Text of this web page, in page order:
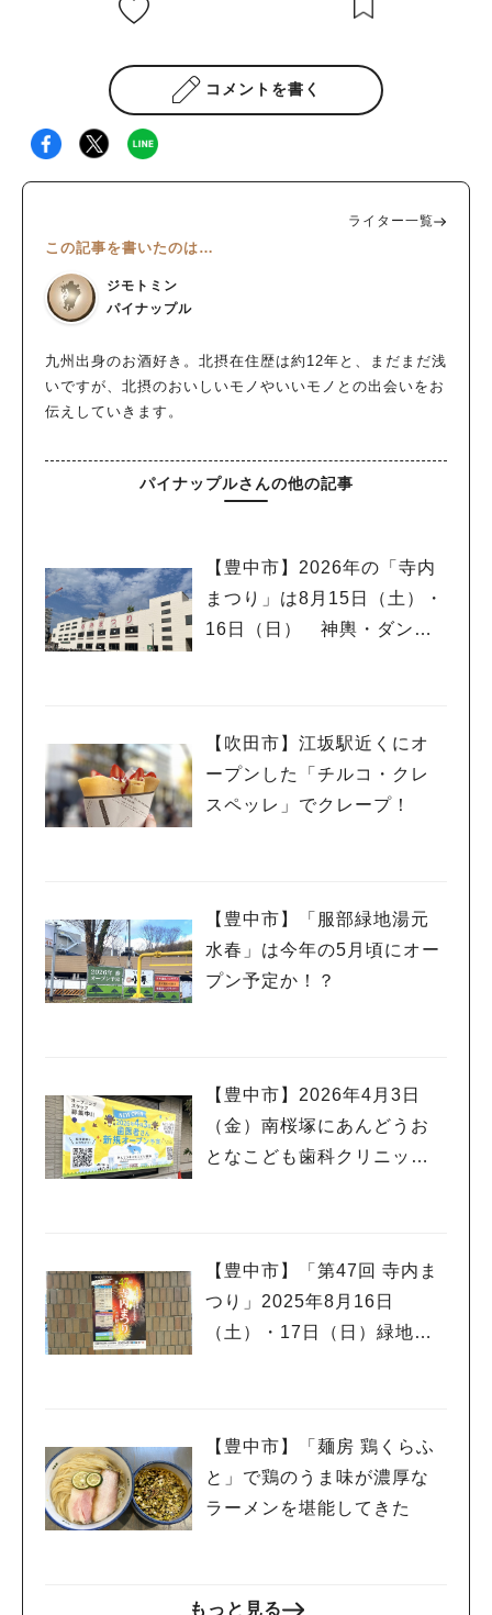
コメントを書く
ライター一覧
この記事を書いたのは…
ジモトミン
パイナップル
九州出身のお酒好き。北摂在住歴は約12年と、まだまだ浅
いですが、北摂のおいしいモノやいいモノとの出会いをお
伝えしていきます。
パイナップルさんの他の記事
【豊中市】2026年の「寺内
まつり」は8月15日（土）・
16日（日） 神輿・ダン
【吹田市】江坂駅近くにオ
ープンした「チルコ・クレ
スペッレ」でクレープ！
【豊中市】「服部緑地湯元
水春」は今年の5月頃にオー
プン予定か！？
【豊中市】2026年4月3日
（金）南桜塚にあんどうお
となこども歯科クリニック
【豊中市】「第47回 寺内ま
つり」2025年8月16日
（土）・17日（日）緑地公
【豊中市】「麺房 鶏くらふ
と」で鶏のうま味が濃厚な
ラーメンを堪能してきた
もっと見る
#教えたい／教えて投稿記事
#大阪学院大 商品開発プロジェクト
#あなたはどっち？